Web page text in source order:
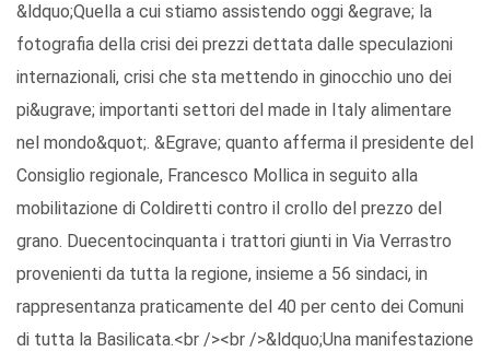
&ldquo;Quella a cui stiamo assistendo oggi &egrave; la
fotografia della crisi dei prezzi dettata dalle speculazioni
internazionali, crisi che sta mettendo in ginocchio uno dei
pi&ugrave; importanti settori del made in Italy alimentare
nel mondo&quot;. &Egrave; quanto afferma il presidente del
Consiglio regionale, Francesco Mollica in seguito alla
mobilitazione di Coldiretti contro il crollo del prezzo del
grano. Duecentocinquanta i trattori giunti in Via Verrastro
provenienti da tutta la regione, insieme a 56 sindaci, in
rappresentanza praticamente del 40 per cento dei Comuni
di tutta la Basilicata.<br /><br />&ldquo;Una manifestazione